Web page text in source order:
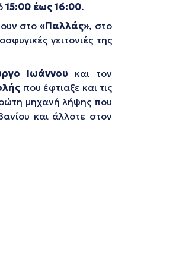
15:00 έως 16:00.
στο«Παλλάς», στο
γειτονιές της
Ιωάννου και τον
που έφτιαξε και τις
μηχανή λήψης που
και άλλοτε στον